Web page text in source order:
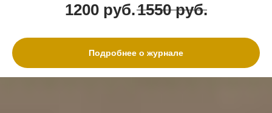
1200 руб.1550 руб.
Подробнее о журнале